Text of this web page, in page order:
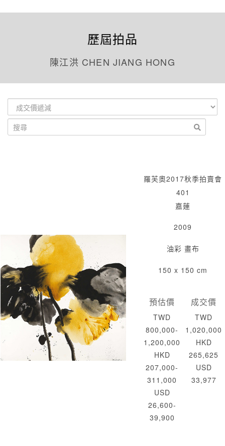
歷屆拍品
陳江洪 CHEN JIANG HONG
羅芙奧2017秋季拍賣會
401
嘉蓮
2009
油彩 畫布
150 x 150 cm
預估價
TWD
800,000-
1,200,000
HKD
207,000-
311,000
USD
26,600-
39,900
成交價
TWD
1,020,000
HKD
265,625
USD
33,977